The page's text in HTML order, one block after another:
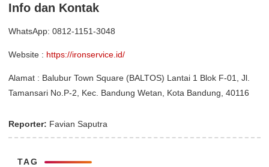
Info dan Kontak
WhatsApp: 0812-1151-3048
Website : https://ironservice.id/
Alamat : Balubur Town Square (BALTOS) Lantai 1 Blok F-01, Jl.
Tamansari No.P-2, Kec. Bandung Wetan, Kota Bandung, 40116
Reporter: Favian Saputra
TAG